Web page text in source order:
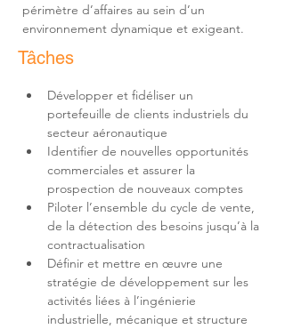
périmètre d’affaires au sein d’un
environnement dynamique et exigeant.
Tâches
Développer et fidéliser un
portefeuille de clients industriels du
Identifier de nouvelles opportunités
commerciales et assurer la
Piloter l’ensemble du cycle de vente,
de la détection des besoins jusqu’à la
Définir et mettre en œuvre une
stratégie de développement sur les
activités liées à l’ingénierie